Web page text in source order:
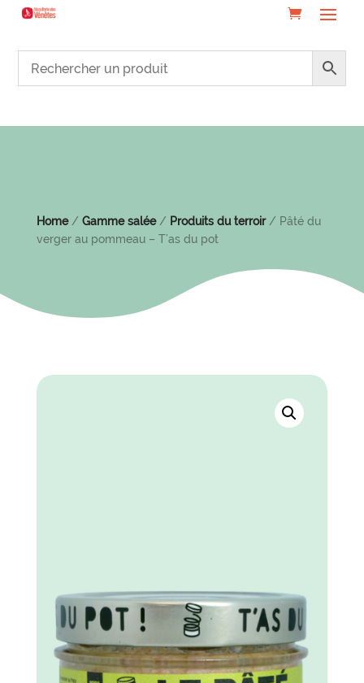
Home/ Gamme salée/ Produits du terroir/ Pâté du
verger au pommeau – T’as du pot